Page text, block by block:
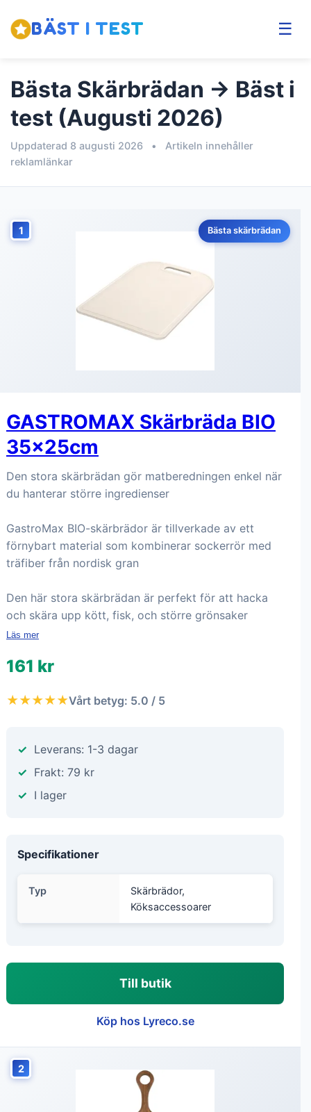
BÄST I TEST ☰
Bästa Skärbrädan → Bäst i
test (Augusti 2026)
Uppdaterad 8 augusti 2026 •
Artikeln innehåller
reklamlänkar
1 Bästa skärbrädan
GASTROMAX Skärbräda BIO
35x25cm
Den stora skärbrädan gör matberedningen enkel när
du hanterar större ingredienser
GastroMax BIO-skärbrädor är tillverkade av ett
förnybart material som kombinerar sockerrör med
träfiber från nordisk gran
Den här stora skärbrädan är perfekt för att hacka
och skära upp kött, fisk, och större grönsaker
Läs mer
161 kr
★★★★★Vårt betyg: 5.0 / 5
Leverans: 1-3 dagar
Frakt: 79 kr
I lager
Specifikationer
Typ
Skärbrädor,
Köksaccessoarer
Till butik
Köp hos Lyreco.se
2